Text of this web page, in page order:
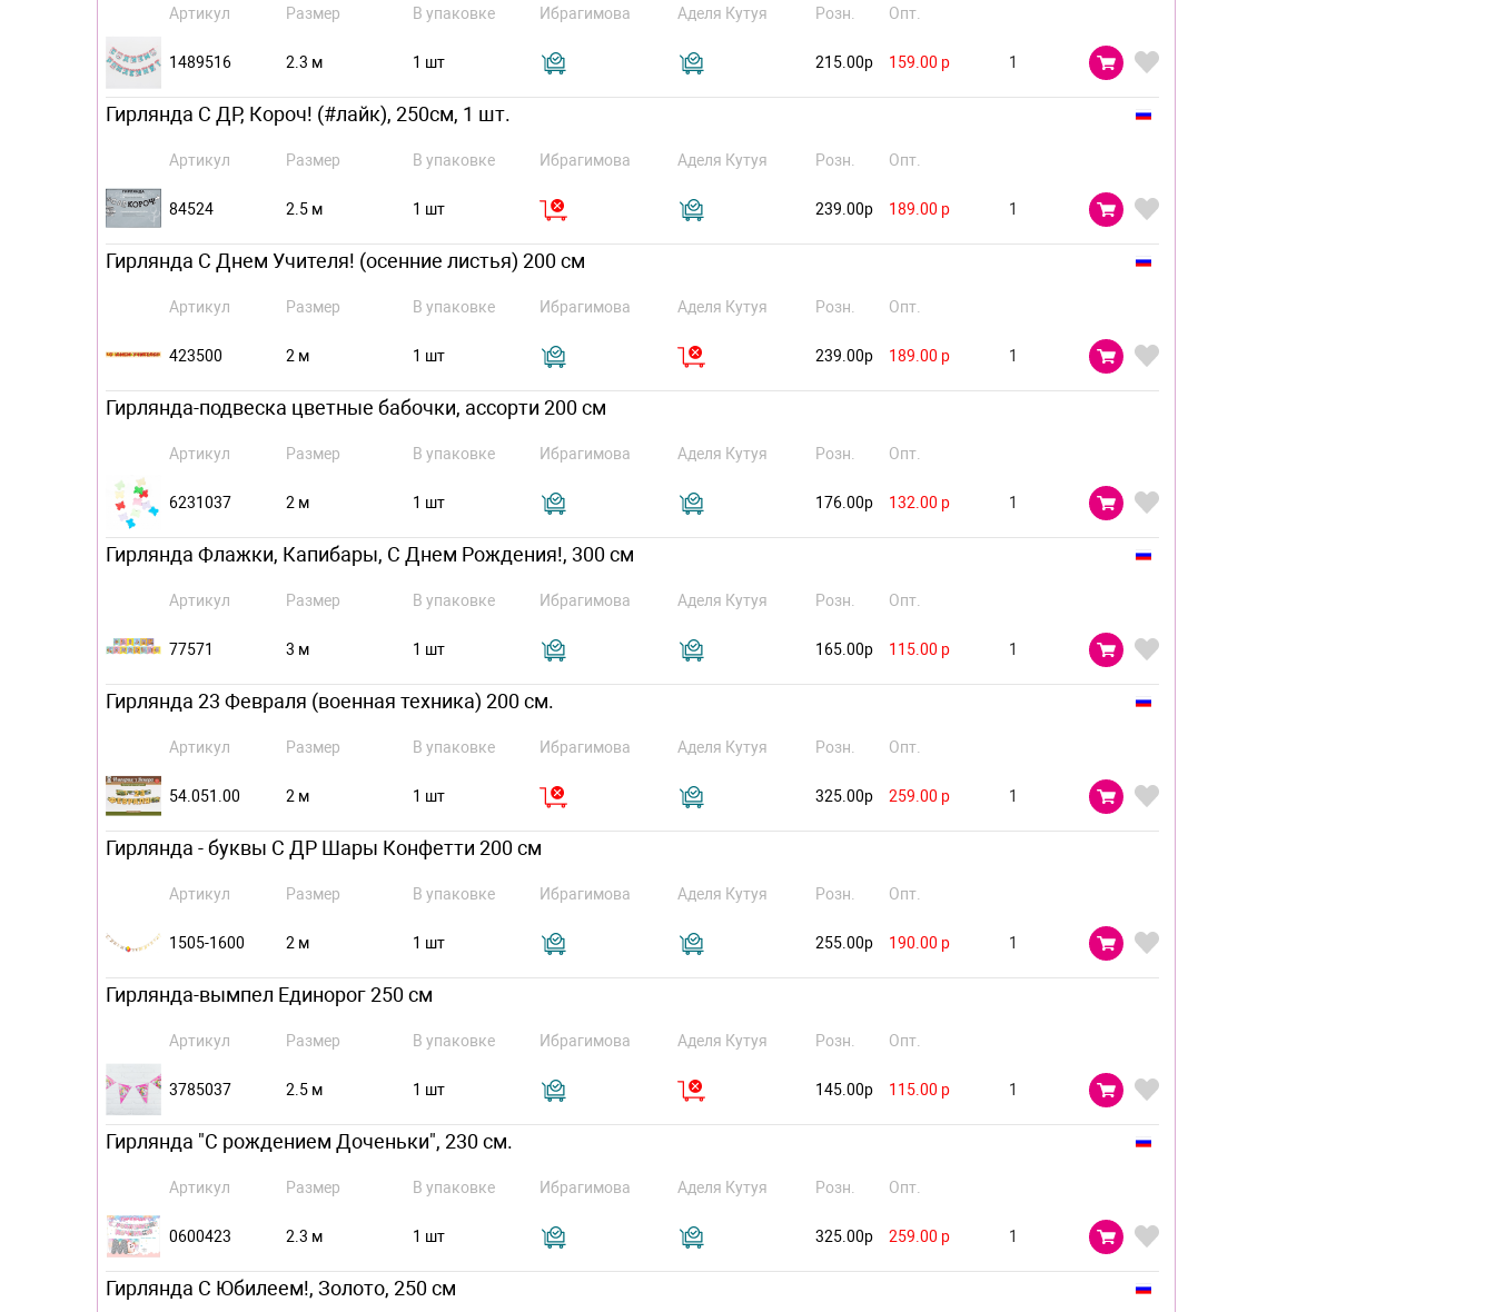
Артикул Размер В упаковке Ибрагимова Аделя Кутуя Розн. Опт.
1489516 2.3 м 1 шт 215.00р 159.00 р
Гирлянда С ДР, Короч! (#лайк), 250см, 1 шт.
Артикул Размер В упаковке Ибрагимова Аделя Кутуя Розн. Опт.
84524 2.5 м 1 шт 239.00р 189.00 р
Гирлянда С Днем Учителя! (осенние листья) 200 см
Артикул Размер В упаковке Ибрагимова Аделя Кутуя Розн. Опт.
423500 2 м 1 шт 239.00р 189.00 р
Гирлянда-подвеска цветные бабочки, ассорти 200 см
Артикул Размер В упаковке Ибрагимова Аделя Кутуя Розн. Опт.
6231037 2 м 1 шт 176.00р 132.00 р
Гирлянда Флажки, Капибары, С Днем Рождения!, 300 см
Артикул Размер В упаковке Ибрагимова Аделя Кутуя Розн. Опт.
77571 3 м 1 шт 165.00р 115.00 р
Гирлянда 23 Февраля (военная техника) 200 см.
Артикул Размер В упаковке Ибрагимова Аделя Кутуя Розн. Опт.
54.051.00 2 м 1 шт 325.00р 259.00 р
Гирлянда - буквы С ДР Шары Конфетти 200 см
Артикул Размер В упаковке Ибрагимова Аделя Кутуя Розн. Опт.
1505-1600 2 м 1 шт 255.00р 190.00 р
Гирлянда-вымпел Единорог 250 см
Артикул Размер В упаковке Ибрагимова Аделя Кутуя Розн. Опт.
3785037 2.5 м 1 шт 145.00р 115.00 р
Гирлянда "С рождением Доченьки", 230 см.
Артикул Размер В упаковке Ибрагимова Аделя Кутуя Розн. Опт.
0600423 2.3 м 1 шт 325.00р 259.00 р
Гирлянда С Юбилеем!, Золото, 250 см